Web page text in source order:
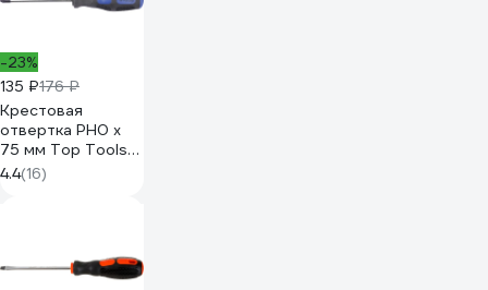
-23%
135 ₽176 ₽
Крестовая
отвертка PH0 x
75 мм Top Tools
39D650
4.4(16)